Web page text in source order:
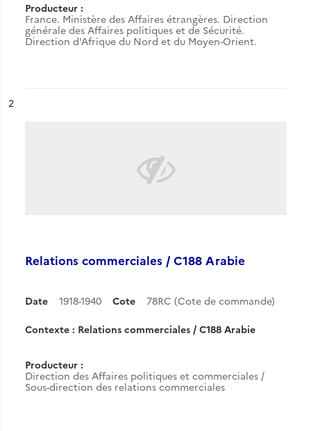
Producteur :
France. Ministère des Affaires étrangères. Direction
générale des Affaires politiques et de Sécurité.
Direction d'Afrique du Nord et du Moyen-Orient.
n°
2
Relations commerciales / C188 Arabie
Date 1918-1940 Cote 78RC (Cote de commande)
Contexte : Relations commerciales / C188 Arabie
Producteur :
Direction des Affaires politiques et commerciales /
Sous-direction des relations commerciales